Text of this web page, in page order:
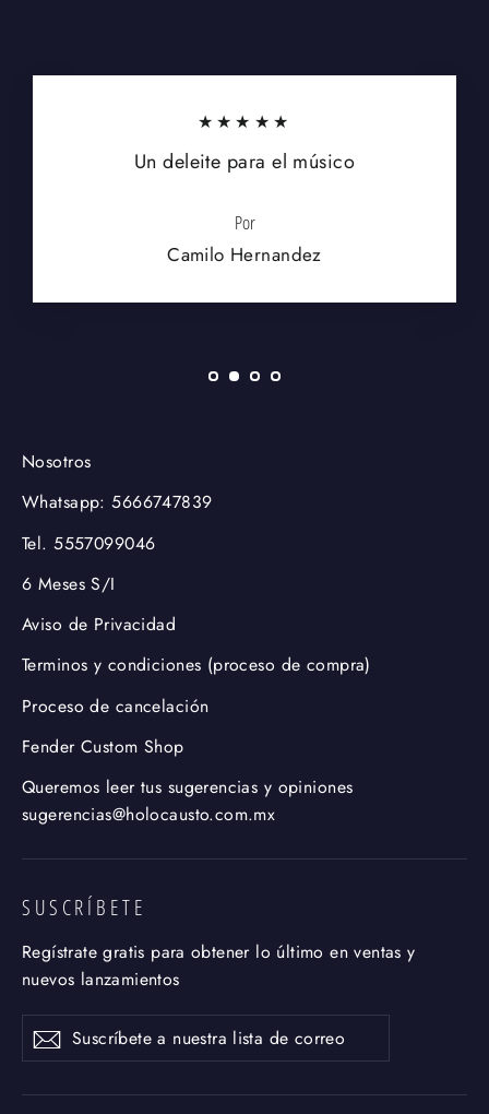
★★★★★
Un deleite para el músico
Por
Camilo Hernandez
Nosotros
Whatsapp: 5666747839
Tel. 5557099046
6 Meses S/I
Aviso de Privacidad
Terminos y condiciones (proceso de compra)
Proceso de cancelación
Fender Custom Shop
Queremos leer tus sugerencias y opiniones
sugerencias@holocausto.com.mx
SUSCRÍBETE
Regístrate gratis para obtener lo último en ventas y
nuevos lanzamientos
Suscríbete
lista
Suscribir